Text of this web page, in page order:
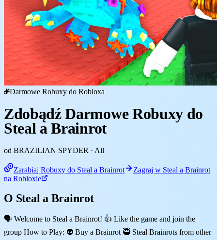
Darmowe Robuxy do Robloxa
Zdobądź Darmowe Robuxy do
Steal a Brainrot
od BRAZILIAN SPYDER · All
Zarabiaj Robuxy do Steal a Brainrot
Zagraj w Steal a Brainrot
na Robloxie
O Steal a Brainrot
🗣️ Welcome to Steal a Brainrot! 👍 Like the game and join the
group How to Play: 👽 Buy a Brainrot 🥷 Steal Brainrots from other